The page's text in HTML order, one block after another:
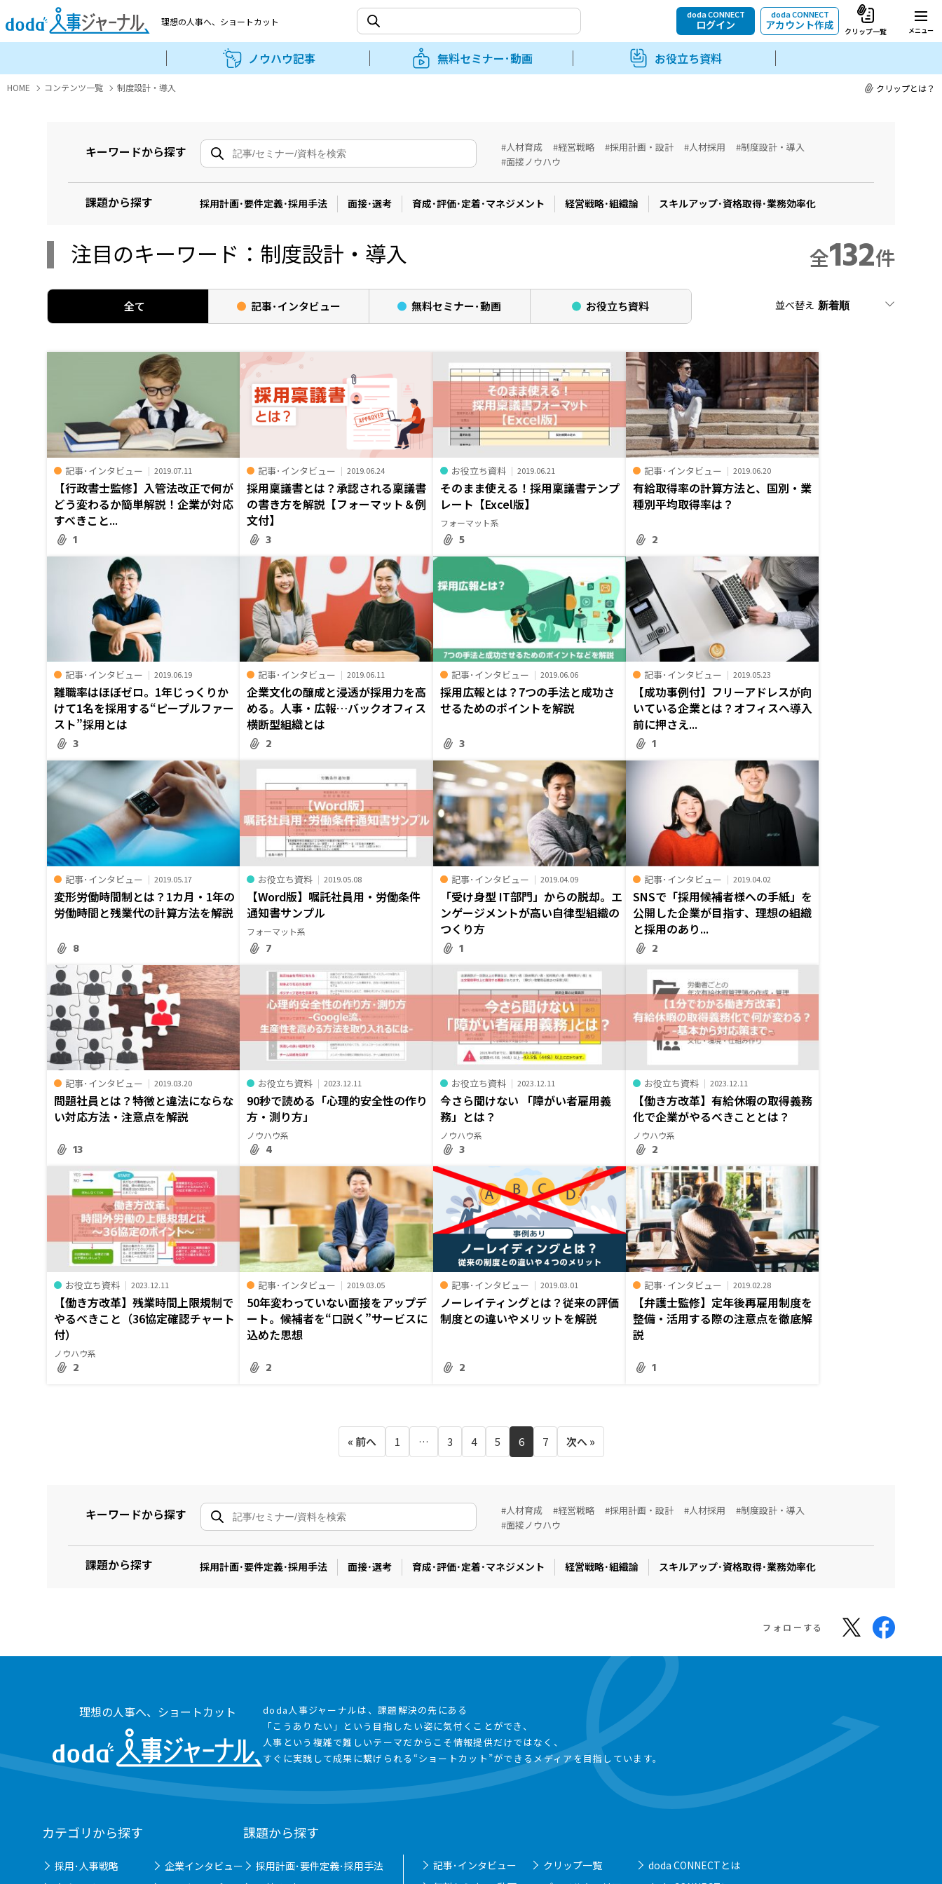
理想の人事へ、 ショートカット
doda CONNECT
ログイン
doda CONNECT
アカウント作成 クリップ一覧 メニュー
ノウハウ記事 無料セミナー･動画 お役立ち資料
クリップとは？
HOME コンテンツ一覧 制度設計・導入
キーワードから探す #人材育成 #経営戦略 #採用計画・設計 #人材採用
#制度設計・導入
#面接ノウハウ
課題から探す 採用計画･要件定義･採用手法 面接･選考 育成･評価･定着･マネジメント 経営戦略･組織論 スキルアップ･資格取得･業務効率化
注目のキーワード：制度設計・導入 全132件
全て 記事･インタビュー 無料セミナー･動画 お役立ち資料 並べ替え
記事･インタビュー 2019.07.11
【行政書士監修】入管法改正で何が
どう変わるか簡単解説！企業が対応
すべきこと...
1
記事･インタビュー 2019.06.24
採用稟議書とは？承認される稟議書
の書き方を解説【フォーマット＆例
文付】
3
お役立ち資料 2019.06.21
そのまま使える！採用稟議書テンプ
レート【Excel版】
フォーマット系
5
記事･インタビュー 2019.06.20
有給取得率の計算方法と、国別・業
種別平均取得率は？
2
記事･インタビュー 2019.06.19
離職率はほぼゼロ。1年じっくりか
けて1名を採用する“ピープルファー
スト”採用とは
3
記事･インタビュー 2019.06.11
企業文化の醸成と浸透が採用力を高
める。人事・広報…バックオフィス
横断型組織とは
2
記事･インタビュー 2019.06.06
採用広報とは？7つの手法と成功さ
せるためのポイントを解説
3
記事･インタビュー 2019.05.23
【成功事例付】フリーアドレスが向
いている企業とは？オフィスへ導入
前に押さえ...
1
記事･インタビュー 2019.05.17
変形労働時間制とは？1カ月・1年の
労働時間と残業代の計算方法を解説
8
お役立ち資料 2019.05.08
【Word版】嘱託社員用・労働条件
通知書サンプル
フォーマット系
7
記事･インタビュー 2019.04.09
「受け身型 IT部門」からの脱却。エ
ンゲージメントが高い自律型組織の
つくり方
1
記事･インタビュー 2019.04.02
SNSで「採用候補者様への手紙」を
公開した企業が目指す、理想の組織
と採用のあり...
2
記事･インタビュー 2019.03.20
問題社員とは？特徴と違法にならな
い対応方法・注意点を解説
13
お役立ち資料 2023.12.11
90秒で読める「心理的安全性の作り
方・測り方」
ノウハウ系
4
お役立ち資料 2023.12.11
今さら聞けない 「障がい者雇用義
務」とは？
ノウハウ系
3
お役立ち資料 2023.12.11
【働き方改革】有給休暇の取得義務
化で企業がやるべきこととは？
ノウハウ系
2
お役立ち資料 2023.12.11
【働き方改革】残業時間上限規制で
やるべきこと（36協定確認チャート
付）
ノウハウ系
2
記事･インタビュー 2019.03.05
50年変わっていない面接をアップデ
ート。候補者を“口説く”サービスに
込めた思想
2
記事･インタビュー 2019.03.01
ノーレイティングとは？従来の評価
制度との違いやメリットを解説
2
記事･インタビュー 2019.02.28
【弁護士監修】定年後再雇用制度を
整備・活用する際の注意点を徹底解
説
1
« 前へ 1 … 3 4 5 6 7 次へ »
キーワードから探す #人材育成 #経営戦略 #採用計画・設計 #人材採用
#制度設計・導入
#面接ノウハウ
課題から探す 採用計画･要件定義･採用手法 面接･選考 育成･評価･定着･マネジメント 経営戦略･組織論 スキルアップ･資格取得･業務効率化
フォローする
理想の人事へ、ショートカット
doda人事ジャーナルは、課題解決の先にある
「こうありたい」という目指したい姿に気付くことができ、
人事という複雑で難しいテーマだからこそ情報提供だけではなく、
すぐに実践して成果に繋げられる“ショートカット”ができるメディアを目指しています。
カテゴリから探す
採用･人事戦略
企業インタビュー
課題から探す
採用計画･要件定義･採用手法
記事･インタビュー
クリップ一覧
doda CONNECTとは